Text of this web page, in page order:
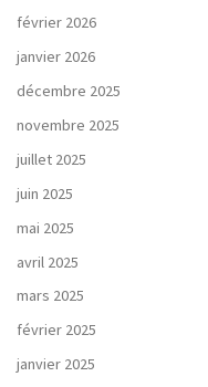
février 2026
janvier 2026
décembre 2025
novembre 2025
juillet 2025
juin 2025
mai 2025
avril 2025
mars 2025
février 2025
janvier 2025